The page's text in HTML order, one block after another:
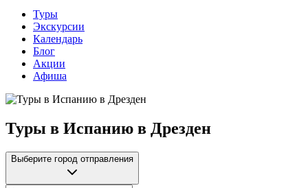
Туры
Экскурсии
Календарь
Блог
Акции
Афиша
Туры в Испанию в Дрезден
Выберите город отправления